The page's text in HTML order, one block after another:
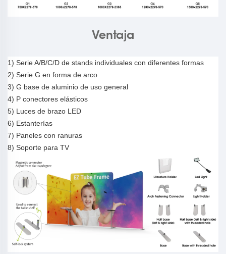
Ventaja
1) Serie A/B/C/D de stands individuales con diferentes formas
2) Serie G en forma de arco
3) G base de aluminio de uso general
4) P conectores elásticos
5) Luces de brazo LED
6) Estanterías
7) Paneles con ranuras
8) Soporte para TV